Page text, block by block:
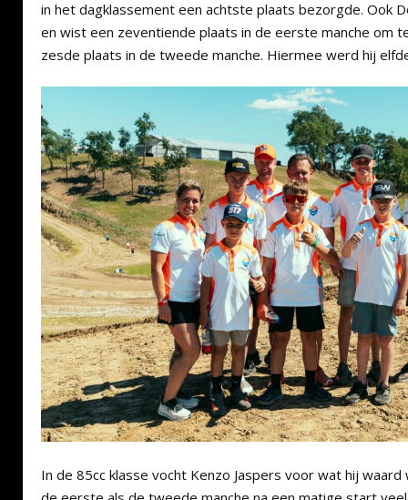
in het dagklassement een achtste plaats bezorgde. Ook
en wist een zeventiende plaats in de eerste manche om
zesde plaats in de tweede manche. Hiermee werd hij
In de 85cc klasse vocht Kenzo Jaspers voor wat hij